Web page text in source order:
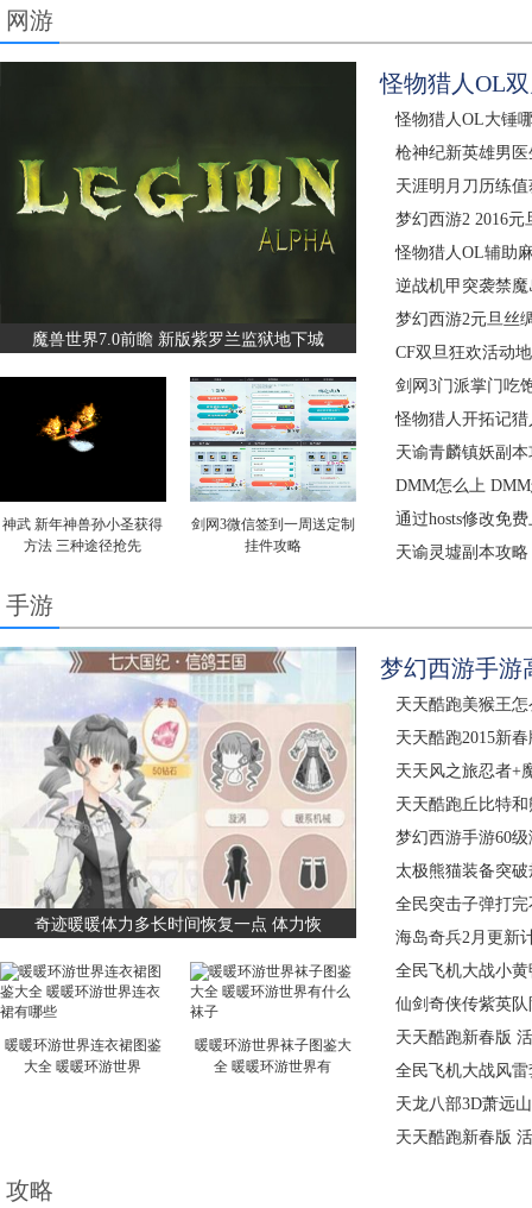
网游
魔兽世界7.0前瞻 新版紫罗兰监狱地下城
神武 新年神兽孙小圣获得
方法 三种途径抢先
剑网3微信签到一周送定制
挂件攻略
怪物猎人OL
怪物猎人OL大锤
枪神纪新英雄男
天涯明月刀历练
梦幻西游2 2016
怪物猎人OL辅助
逆战机甲突袭禁
梦幻西游2元旦丝
CF双旦狂欢活动
剑网3门派掌门吃
怪物猎人开拓记
天谕青麟镇妖副
DMM怎么上
通过hosts修改免
天谕灵墟副本攻
手游
奇迹暖暖体力多长时间恢复一点 体力恢
暖暖环游世界连衣裙图鉴
大全 暖暖环游世界
暖暖环游世界袜子图鉴大
全 暖暖环游世界有
梦幻西游手游
天天酷跑美猴王
天天酷跑2015新
天天风之旅忍者+
天天酷跑丘比特
梦幻西游手游60
太极熊猫装备突
全民突击子弹打
海岛奇兵2月更新
全民飞机大战小
仙剑奇侠传紫英
天天酷跑新春版
全民飞机大战风
天龙八部3D萧远
天天酷跑新春版
攻略